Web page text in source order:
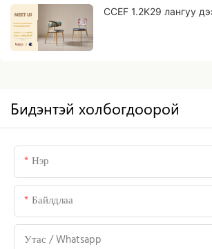
CCEF 1.2K29 лангуу
Бидэнтэй холбогдоорой
Нэр
Байлдлаа
Утас / Whatsapp